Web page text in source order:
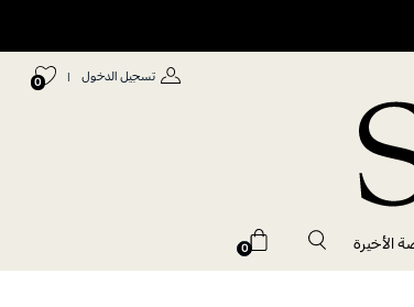
تسجيل الدخول |
0
الأخيرة 0